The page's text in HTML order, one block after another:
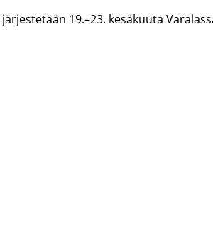
19.–23. kesäkuuta